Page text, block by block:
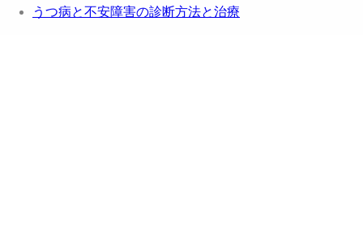
うつ病と不安障害の診断方法と治療